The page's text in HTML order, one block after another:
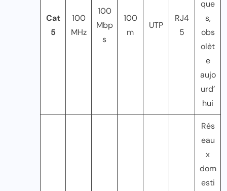
Cat
5
100
MHz
100
Mbp
s
100
m
UTP
RJ4
5
que
s,
obs
olèt
e
aujo
urd’
hui
Rés
eau
x
dom
esti